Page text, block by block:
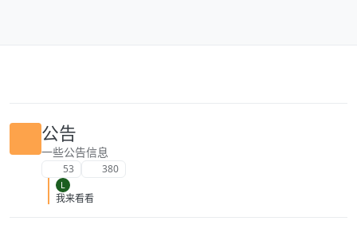
公告
一些公告信息
53 380
L
我来看看